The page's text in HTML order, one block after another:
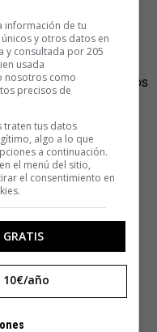
derecho ciudadano a
nos afecta, debe ser
en praxis, nos
información de tu
y otros datos en
y consultada por 205
usada
nosotros como
precisos de
traten tus datos
algo a lo que
a continuación.
el menú del sitio,
el consentimiento en
10€/año